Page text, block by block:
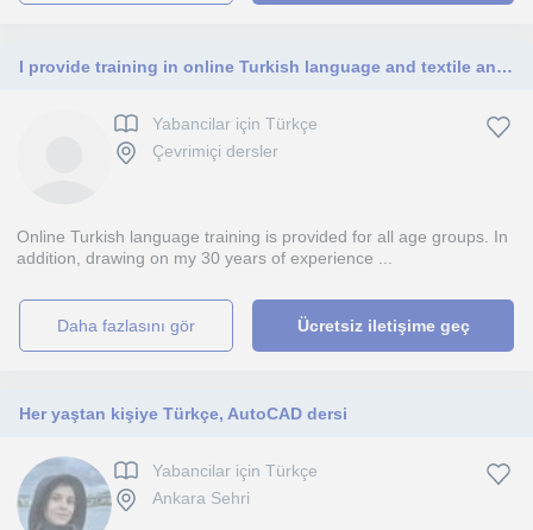
I provide training in online Turkish language and textile and apparel industry, textile manufacturing , product development.
Yabancilar için Türkçe
Çevrimiçi dersler
Online Turkish language training is provided for all age groups. In
addition, drawing on my 30 years of experience ...
daha fazlasını gör Ücretsiz iletişime geç
Her yaştan kişiye Türkçe, AutoCAD dersi
Yabancilar için Türkçe
Ankara Sehri